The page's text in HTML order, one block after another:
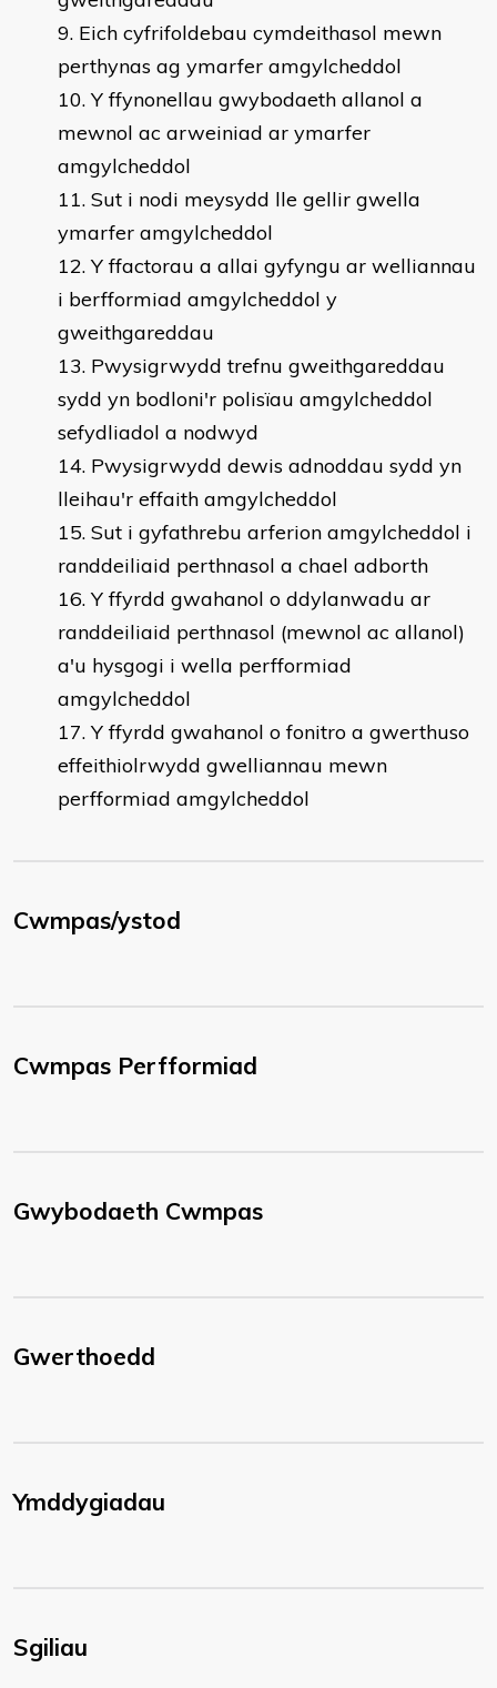
Eich cyfrifoldebau cymdeithasol mewn
perthynas ag ymarfer amgylcheddol
Y ffynonellau gwybodaeth allanol a
mewnol ac arweiniad ar ymarfer
amgylcheddol
Sut i nodi meysydd lle gellir gwella
ymarfer amgylcheddol
Y ffactorau a allai gyfyngu ar welliannau
i berfformiad amgylcheddol y
gweithgareddau
Pwysigrwydd trefnu gweithgareddau
sydd yn bodloni'r polisïau amgylcheddol
sefydliadol a nodwyd
Pwysigrwydd dewis adnoddau sydd yn
lleihau'r effaith amgylcheddol
Sut i gyfathrebu arferion amgylcheddol i
randdeiliaid perthnasol a chael adborth
Y ffyrdd gwahanol o ddylanwadu ar
randdeiliaid perthnasol (mewnol ac allanol)
a'u hysgogi i wella perfformiad
amgylcheddol
Y ffyrdd gwahanol o fonitro a gwerthuso
effeithiolrwydd gwelliannau mewn
perfformiad amgylcheddol
Cwmpas/ystod
Cwmpas Perfformiad
Gwybodaeth Cwmpas
Gwerthoedd
Ymddygiadau
Sgiliau